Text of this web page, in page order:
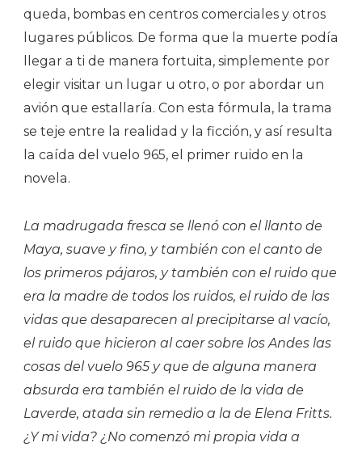
queda, bombas en centros comerciales y otros
lugares públicos. De forma que la muerte podía
llegar a ti de manera fortuita, simplemente por
elegir visitar un lugar u otro, o por abordar un
avión que estallaría. Con esta fórmula, la trama
se teje entre la realidad y la ficción, y así resulta
la caída del vuelo 965, el primer ruido en la
novela.
La madrugada fresca se llenó con el llanto de
Maya, suave y fino, y también con el canto de
los primeros pájaros, y también con el ruido que
era la madre de todos los ruidos, el ruido de las
vidas que desaparecen al precipitarse al vacío,
el ruido que hicieron al caer sobre los Andes las
cosas del vuelo 965 y que de alguna manera
absurda era también el ruido de la vida de
Laverde, atada sin remedio a la de Elena Fritts.
¿Y mi vida? ¿No comenzó mi propia vida a